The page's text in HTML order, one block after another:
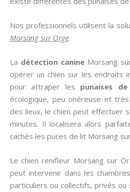
Nos professionnels utilisent la
Morsang sur Orge.
La détection canineMorsang
opérer un chien sur les endroits
pour attraper les punaises
écologique, peu onéreuse et
des lieux, le chien peut effectuer
minutes. Il localisera alors
cachés les puces de lit Morsang
Le chien renifleur Morsang sur
peut intervenir dans les
particuliers ou collectifs, privés